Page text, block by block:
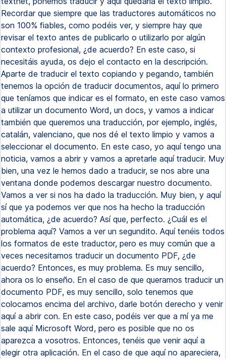
Recordar que siempre que las traductores automáticos no
son 100% fiables, como podéis ver, y siempre hay que
revisar el texto antes de publicarlo o utilizarlo por algún
contexto profesional, ¿de acuerdo? En este caso, si
necesitáis ayuda, os dejo el contacto en la descripción.
Aparte de traducir el texto copiando y pegando, también
tenemos la opción de traducir documentos, aquí lo primero
que teníamos que indicar es el formato, en este caso vamos
a utilizar un documento Word, un docs, y vamos a indicar
también que queremos una traducción, por ejemplo, inglés,
catalán, valenciano, que nos dé el texto limpio y vamos a
seleccionar el documento. En este caso, yo aquí tengo una
noticia, vamos a abrir y vamos a apretarle aquí traducir. Muy
bien, una vez le hemos dado a traducir, se nos abre una
ventana donde podemos descargar nuestro documento.
Vamos a ver si nos ha dado la traducción. Muy bien, y aquí
sí que ya podemos ver que nos ha hecho la traducción
automática, ¿de acuerdo? Así que, perfecto. ¿Cuál es el
problema aquí? Vamos a ver un segundito. Aquí tenéis todos
los formatos de este traductor, pero es muy común que a
veces necesitamos traducir un documento PDF, ¿de
acuerdo? Entonces, es muy problema. Es muy sencillo,
ahora os lo enseño. En el caso de que queramos traducir un
documento PDF, es muy sencillo, solo tenemos que
colocarnos encima del archivo, darle botón derecho y venir
aquí a abrir con. En este caso, podéis ver que a mí ya me
sale aquí Microsoft Word, pero es posible que no os
aparezca a vosotros. Entonces, tenéis que venir aquí a
elegir otra aplicación. En el caso de que aquí no apareciera,